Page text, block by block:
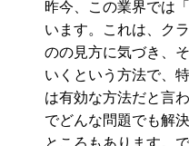
昨今、この業界では
います。これは、ク
のの見方に気づき、
いくという方法で、
は有効な方法だと言
でどんな問題でも解
ところもあります。